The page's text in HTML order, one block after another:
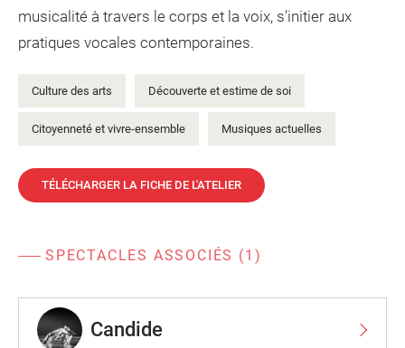
musicalité à travers le corps et la voix, s’initier aux
pratiques vocales contemporaines.
Culture des arts Découverte et estime de soi
Citoyenneté et vivre-ensemble Musiques actuelles
TÉLÉCHARGER LA FICHE DE L'ATELIER
SPECTACLES ASSOCIÉS (1)
Candide